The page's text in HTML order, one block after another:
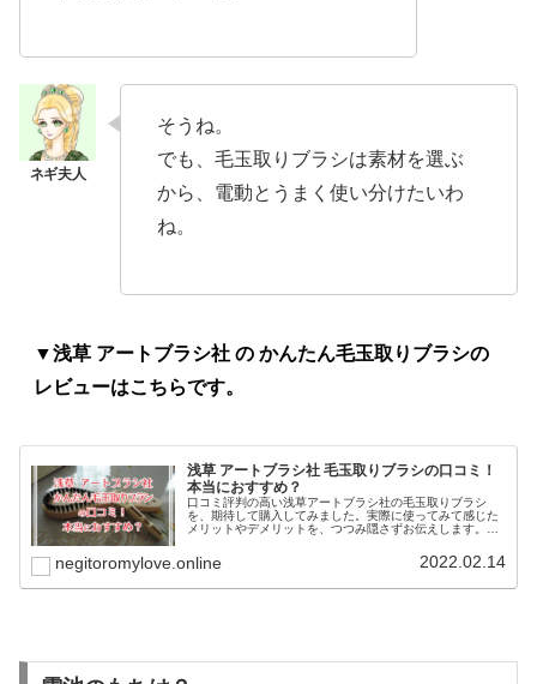
そうね。
でも、毛玉取りブラシは素材を選ぶ
から、電動とうまく使い分けたいわ
ね。
▼浅草 アートブラシ社 の かんたん毛玉取りブラシの
レビューはこちらです。
浅草 アートブラシ社 毛玉取りブラシの口コミ！
本当におすすめ？
口コミ評判の高い浅草アートブラシ社の毛玉取りブラシ
を、期待して購入してみました。実際に使ってみて感じた
メリットやデメリットを、つつみ隠さずお伝えします。購
お役にたてましたら幸いです。
negitoromylove.online 2022.02.14